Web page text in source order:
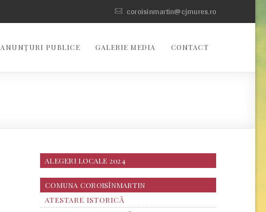
coroisinmartin@cjmures.ro
ANUNȚURI PUBLICE GALERIE MEDIA CONTACT
ALEGERI LOCALE 2024
COMUNA COROISÎNMARTIN
ATESTARE ISTORICĂ